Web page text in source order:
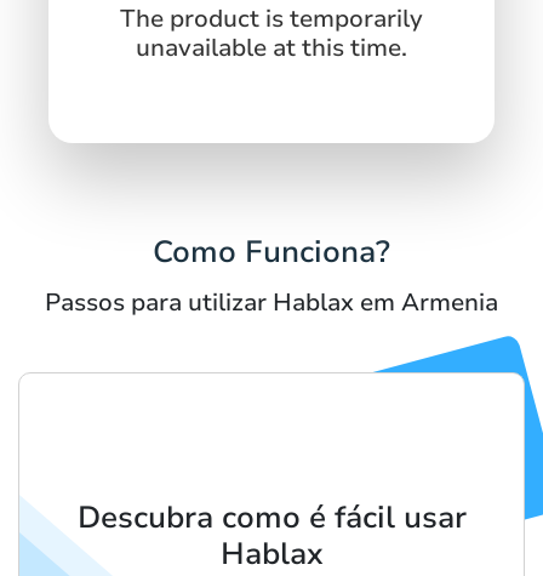
The product is temporarily
unavailable at this time.
Como Funciona?
Passos para utilizar Hablax em Armenia
Descubra como é fácil usar
Hablax